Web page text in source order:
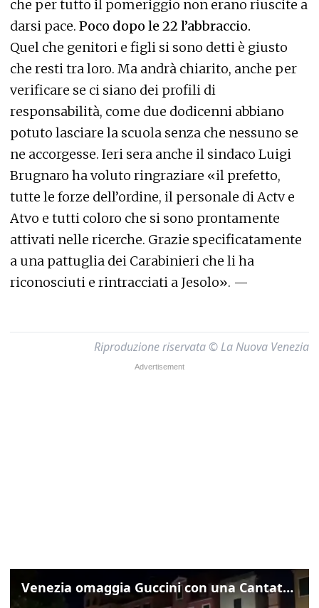
che per tutto il pomeriggio non erano riuscite a
darsi pace. Poco dopo le 22 l’abbraccio.
Quel che genitori e figli si sono detti è giusto
che resti tra loro. Ma andrà chiarito, anche per
verificare se ci siano dei profili di
responsabilità, come due dodicenni abbiano
potuto lasciare la scuola senza che nessuno se
ne accorgesse. Ieri sera anche il sindaco Luigi
Brugnaro ha voluto ringraziare «il prefetto,
tutte le forze dell’ordine, il personale di Actv e
Atvo e tutti coloro che si sono prontamente
attivati nelle ricerche. Grazie specificatamente
a una pattuglia dei Carabinieri che li ha
riconosciuti e rintracciati a Jesolo». —
Riproduzione riservata © La Nuova Venezia
Venezia omaggia Guccini con una Cantata Anarchica in campo Santa Margherita